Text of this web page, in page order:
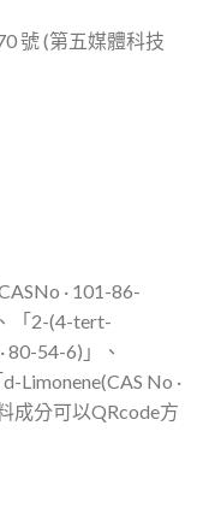
號 (第五媒體科技
· 101-86-
「2-(4-tert-
80-54-6)」、
Limonene(CAS No ·
成分可以QRcode方